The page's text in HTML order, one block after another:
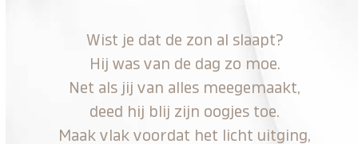
Wist je dat de zon al slaapt?
Hij was van de dag zo moe.
Net als jij van alles meegemaakt,
deed hij blij zijn oogjes toe.
Maak vlak voordat het licht uitging,